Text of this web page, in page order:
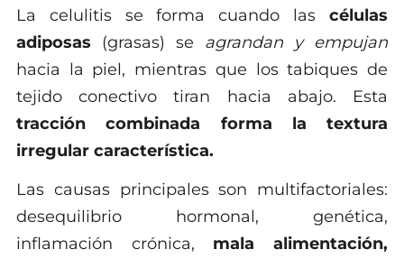
La celulitis se forma cuando las células
adiposas (grasas) se agrandan y empujan
hacia la piel, mientras que los tabiques de
tejido conectivo tiran hacia abajo. Esta
tracción combinada forma la textura
irregular característica.
Las causas principales son multifactoriales:
desequilibrio hormonal, genética,
inflamación crónica, mala alimentación,